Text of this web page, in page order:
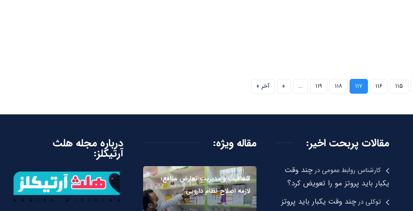
۱۱۵ ۱۱۶ ۱۱۷ ۱۱۸ ۱۱۹ ...
» آخر »
مقالات پربحت اخیر:
کارشناس روابط عمومیدرچند وقت
یکبار باید پروتز مو را تعویض کرد؟
توکلیدرچند وقت یکبار باید پروتز
مقاله ویژه:
شفافیت و مدیریت تعارض منافع؛
لازمه اصلاح نظام دارویی
درباره مجله هلث
آرتیکلز: